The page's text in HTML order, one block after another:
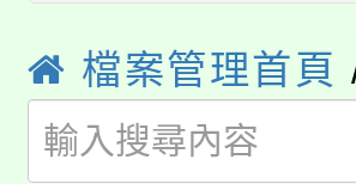
者。
會
115年食農教
程
「本色祭」8/
檔案管理首頁